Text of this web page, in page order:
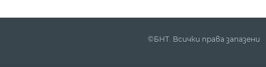
©БНТ. Всички права запазени